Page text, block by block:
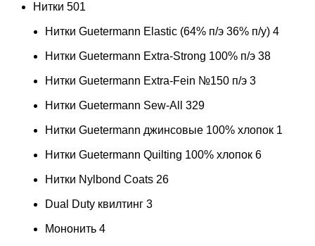
Нитки 501
Нитки Guetermann Elastic (64% п/э 36% п/у) 4
Нитки Guetermann Extra-Strong 100% п/э 38
Нитки Guetermann Extra-Fein №150 п/э 3
Нитки Guetermann Sew-All 329
Нитки Guetermann джинсовые 100% хлопок 1
Нитки Guetermann Quilting 100% хлопок 6
Нитки Nylbond Coats 26
Dual Duty квилтинг 3
Мононить 4